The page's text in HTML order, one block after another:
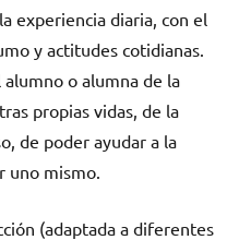
experiencia diaria, con el
y actitudes cotidianas.
o alumna de la
propias vidas, de la
de poder ayudar a la
uno mismo.
(adaptada a diferentes